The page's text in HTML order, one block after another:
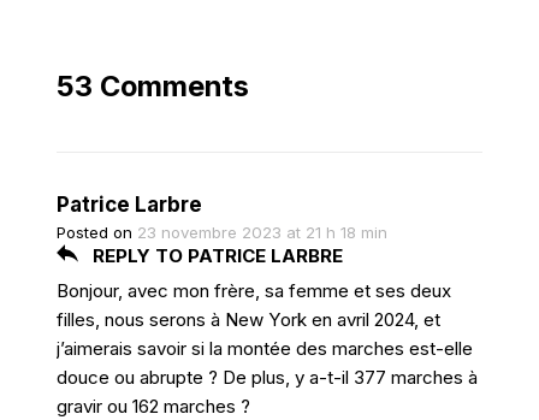
53 Comments
Patrice Larbre
Posted on 23 novembre 2023 at 21 h 18 min
REPLY TO PATRICE LARBRE
Bonjour, avec mon frère, sa femme et ses deux
filles, nous serons à New York en avril 2024, et
j’aimerais savoir si la montée des marches est-elle
douce ou abrupte ? De plus, y a-t-il 377 marches à
gravir ou 162 marches ?